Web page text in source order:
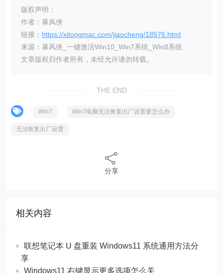
版权声明：
作者：暴风侠
链接： https://xitongmac.com/jiaocheng/18576.html
来源：暴风侠_一键激活Win10_Win7系统_Win8系统
文章版权归作者所有，未经允许请勿转载。
THE END
Win7 Win7电脑无法恢复出厂设置要怎么办
无法恢复出厂设置
分享
相关内容
联想笔记本 U 盘重装 Windows11 系统通用方法分
享
Windows11 右键显示更多选项怎么关